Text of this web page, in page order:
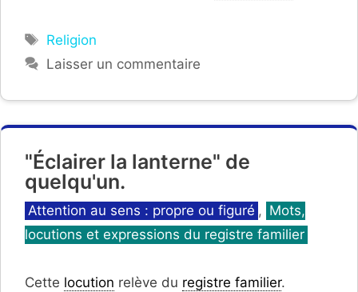
Étiquettes
Religion
Laisser un commentaire
"Éclairer la lanterne" de
quelqu'un.
Catégories
Attention au sens : propre ou figuré , Mots,
locutions et expressions du registre familier
Cette locution relève du registre familier.